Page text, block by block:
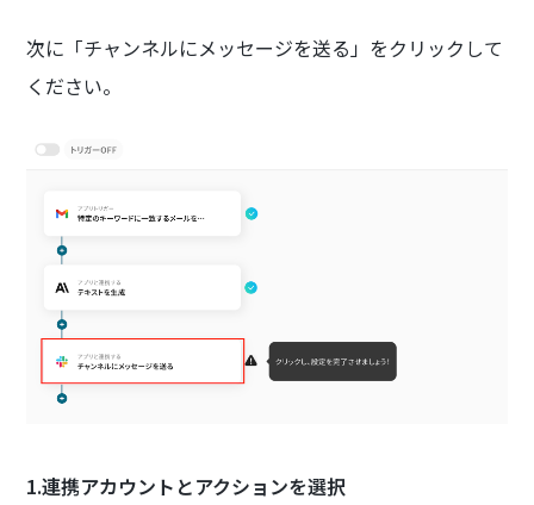
次に「チャンネルにメッセージを送る」をクリックして
ください。
1.連携アカウントとアクションを選択